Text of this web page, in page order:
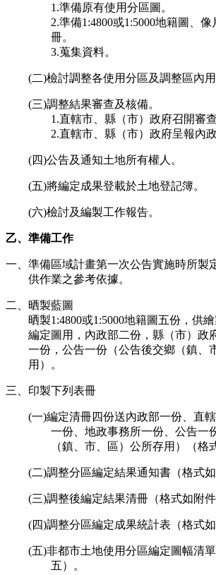
1.準備原有使用分區圖。
2.準備1:4800或1:5000地籍圖、
冊。
3.蒐集資料。
(二)檢討調整各使用分區及調整區內用
(三)調整結果審查及核備。
1.直轄市、縣（市）政府召開審查
2.直轄市、縣（市）政府呈報內政
(四)公告及通知土地所有權人。
(五)將編定成果登載於土地登記簿。
(六)檢討及編製工作報告。
乙、準備工作
一、準備區域計畫第一次公告實施時所製
供作業之參考依據。
二、晒製藍圖
晒製1:4800或1:5000地籍圖五份，供
編定圖用，內政部二份，縣（市）政
一份，公告一份（公告後交鄉（鎮、
用）。
三、印製下列表冊
(一)編定清冊四份送內政部一份、直
一份、地政事務所一份、公告一
（鎮、市、區）公所存用）（格
(二)調整分區編定結果通知書（格式如
(三)調整後編定結果清冊（格式如附件
(四)調整分區編定成果統計表（格式如
(五)非都市土地使用分區編定圖幅清
五）。